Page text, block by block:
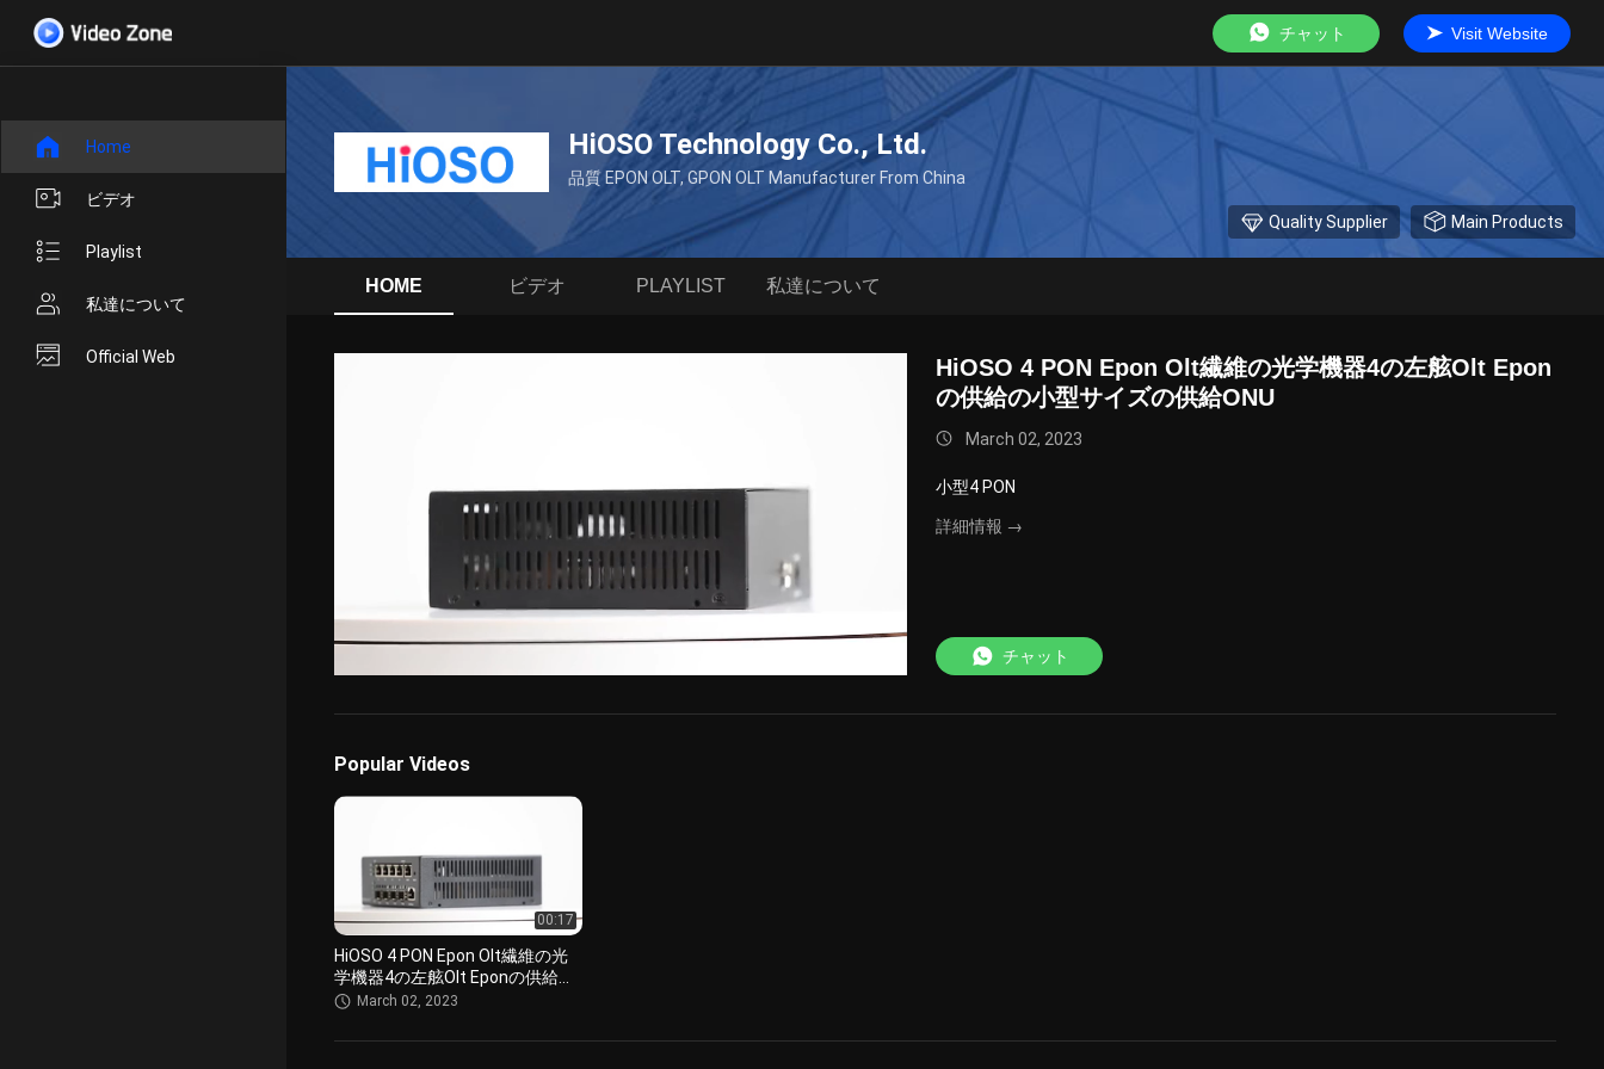
チャット Visit Website
Home
ビデオ
Playlist
私達について
Official Web
HiOSO Technology Co., Ltd.
品質 EPON OLT, GPON OLT Manufacturer From China
Quality Supplier Main Products
HOME ビデオ PLAYLIST 私達について
/
100.00%
HiOSO 4 PON Epon Olt繊維の光学機器4の左舷Olt Epon
の供給の小型サイズの供給ONU
March 02, 2023
小型4 PON
詳細情報 →
チャット
Popular Videos
00:17
HiOSO 4 PON Epon Olt繊維の光
学機器4の左舷Olt Eponの供給の
小型サイズの供給ONU
March 02, 2023